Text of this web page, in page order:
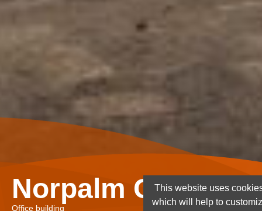
Norpalm Ghana
Office building
This website uses
which will help to